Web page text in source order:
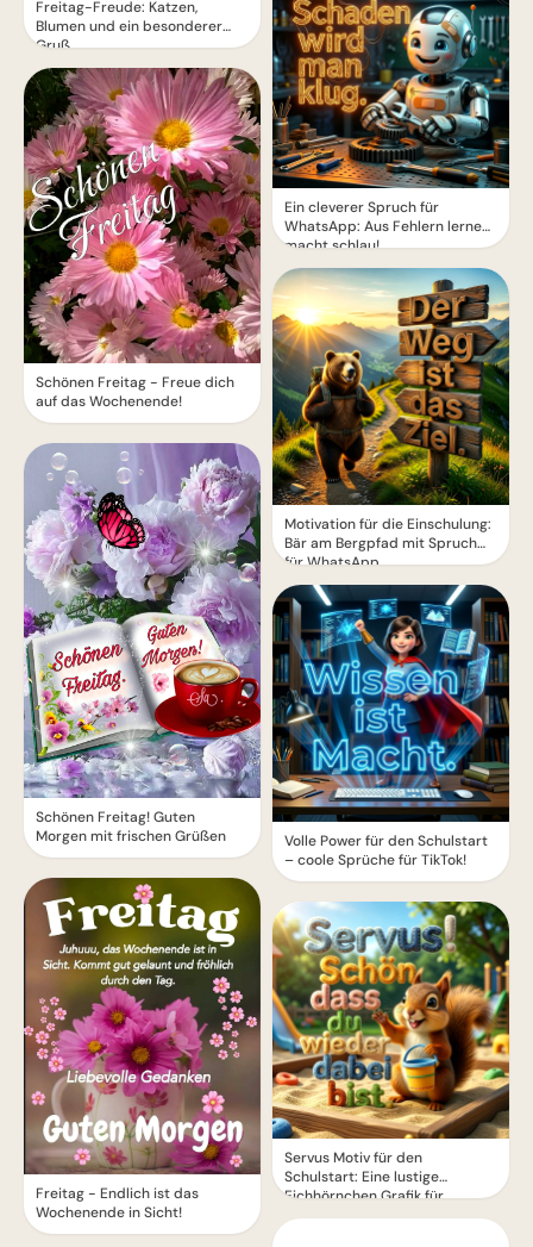
Freitag-Freude: Katzen,
Blumen und ein besonderer
Gruß
Schönen Freitag - Freue dich
auf das Wochenende!
Schönen Freitag! Guten
Morgen mit frischen Grüßen
Freitag - Endlich ist das
Wochenende in Sicht!
Ein cleverer Spruch für
WhatsApp: Aus Fehlern lernen
macht schlau!
Motivation für die Einschulung:
Bär am Bergpfad mit Spruch
für WhatsApp
Volle Power für den Schulstart
– coole Sprüche für TikTok!
Servus Motiv für den
Schulstart: Eine lustige
Eichhörnchen Grafik für
WhatsApp